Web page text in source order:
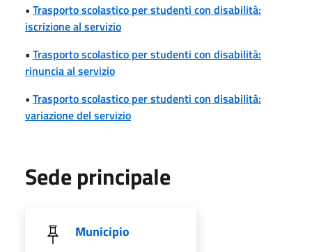
• Trasporto scolastico per studenti con disabilità:
iscrizione al servizio
• Trasporto scolastico per studenti con disabilità:
rinuncia al servizio
• Trasporto scolastico per studenti con disabilità:
variazione del servizio
Sede principale
Municipio